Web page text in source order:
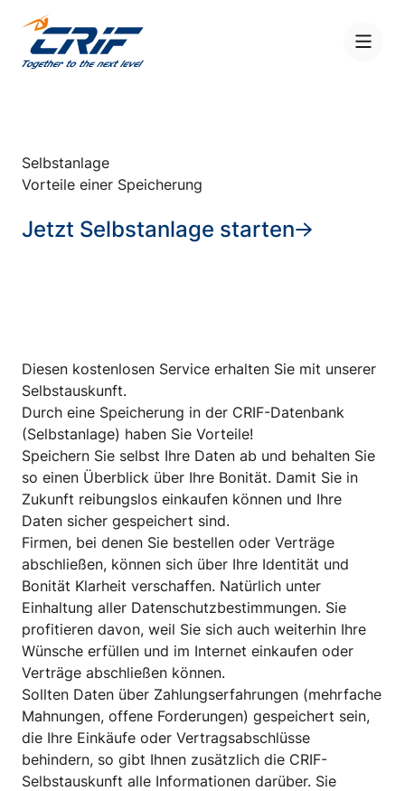
Zum Inhalt springen
Menü
Selbstanlage
Vorteile einer Speicherung
Jetzt Selbstanlage starten
Diesen kostenlosen Service erhalten Sie mit unserer
Selbstauskunft.
Durch eine Speicherung in der CRIF-Datenbank
(Selbstanlage) haben Sie Vorteile!
Speichern Sie selbst Ihre Daten ab und behalten Sie
so einen Überblick über Ihre Bonität. Damit Sie in
Zukunft reibungslos einkaufen können und Ihre
Daten sicher gespeichert sind.
Firmen, bei denen Sie bestellen oder Verträge
abschließen, können sich über Ihre Identität und
Bonität Klarheit verschaffen. Natürlich unter
Einhaltung aller Datenschutzbestimmungen. Sie
profitieren davon, weil Sie sich auch weiterhin Ihre
Wünsche erfüllen und im Internet einkaufen oder
Verträge abschließen können.
Sollten Daten über Zahlungserfahrungen (mehrfache
Mahnungen, offene Forderungen) gespeichert sein,
die Ihre Einkäufe oder Vertragsabschlüsse
behindern, so gibt Ihnen zusätzlich die CRIF-
Selbstauskunft alle Informationen darüber. Sie